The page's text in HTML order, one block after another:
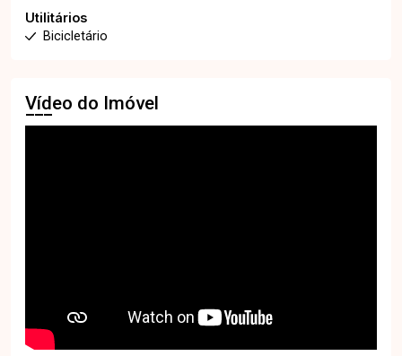
Utilitários
Bicicletário
Vídeo do Imóvel